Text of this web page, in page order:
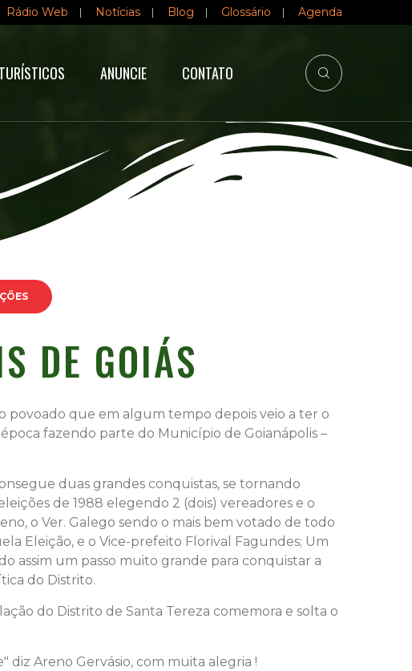
Rádio Web Notícias Blog Glossário Agenda
ANUNCIE CONTATO
DE GOIÁS
povoado que em algum tempo depois veio a ter o
fazendo parte do Município de Goianápolis –
duas grandes conquistas, se tornando
de 1988 elegendo 2 (dois) vereadores e o
o Ver. Galego sendo o mais bem votado de todo
Eleição, e o Vice-prefeito Florival Fagundes; Um
assim um passo muito grande para conquistar a
do Distrito.
do Distrito de Santa Tereza comemora e solta o
diz Areno Gervásio, com muita alegria !